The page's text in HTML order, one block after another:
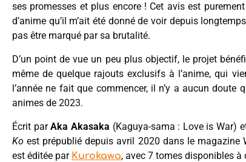
ses promesses et plus encore ! Cet avis est
d’anime qu’il m’ait été donné de voir depuis
pas être marqué par sa brutalité.
D’un point de vue un peu plus objectif, le projet
même de quelque rajouts exclusifs à l’anime, qui
l’année ne fait que commencer, il n’y a aucun doute
animes de 2023.
Écrit parAka Akasaka (Kaguya-sama : Love is War)
Ko est prépublié depuis avril 2020 dans le magazine
est éditée par Kurokawa, avec 7 tomes disponibles à